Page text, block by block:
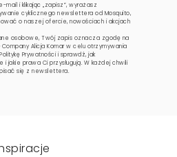
i klikając „zapisz”, wyrażasz
cyklicznego newslettera od Mosquito,
o naszej ofercie, nowościach i akcjach
osobowe, Twój zapis oznacza zgodę na
Alicja Komar w celu otrzymywania
Politykę Prywatnościi sprawdź, jak
jakie prawa Ci przysługują. W każdej chwili
się z newslettera.